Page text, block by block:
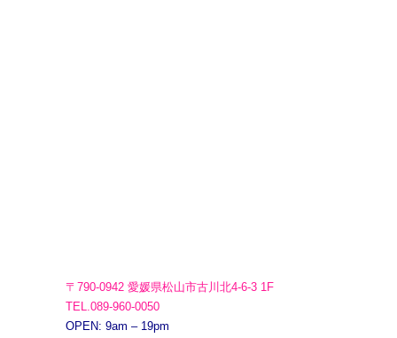
〒790-0942 愛媛県松山市古川北4-6-3 1F
TEL.089-960-0050
OPEN: 9am – 19pm